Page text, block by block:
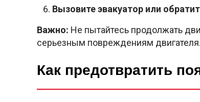
Вызовите эвакуатор или
Важно: Не пытайтесь продолжать
серьезным повреждениям двигателя.
Как предотвратить